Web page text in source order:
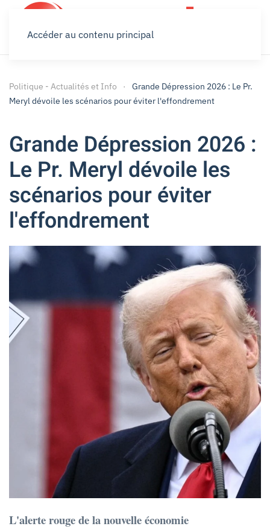
Accéder au contenu principal
Politique - Actualités et Info
Grande Dépression 2026 : Le Pr.
Meryl dévoile les scénarios pour éviter l'effondrement
Grande Dépression 2026 :
Le Pr. Meryl dévoile les
scénarios pour éviter
l'effondrement
L'alerte rouge de la nouvelle économie